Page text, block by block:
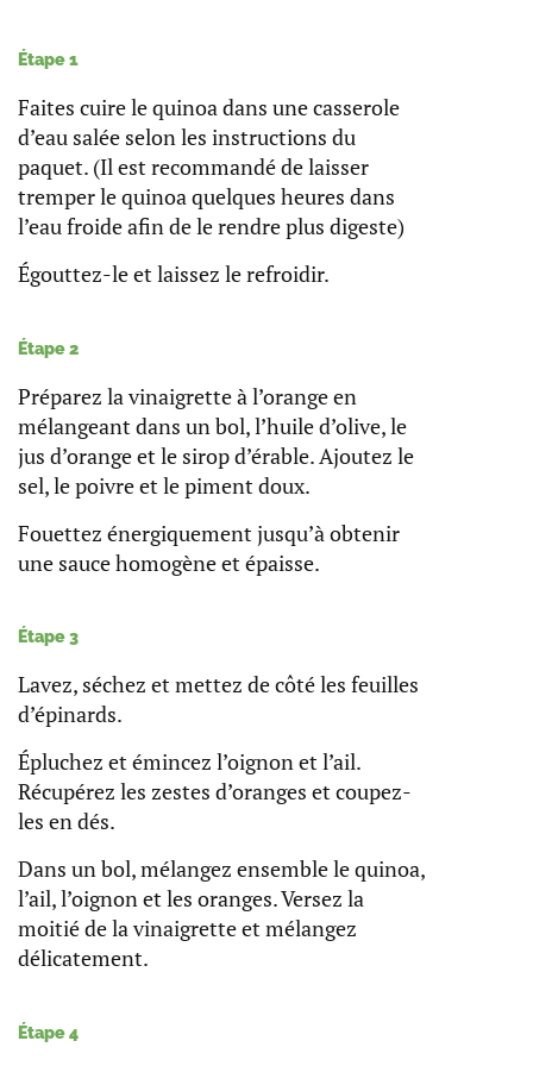
Étape 1
Faites cuire le quinoa dans une casserole
d’eau salée selon les instructions du
paquet. (Il est recommandé de laisser
tremper le quinoa quelques heures dans
l’eau froide afin de le rendre plus digeste)
Égouttez-le et laissez le refroidir.
Étape 2
Préparez la vinaigrette à l’orange en
mélangeant dans un bol, l’huile d’olive, le
jus d’orange et le sirop d’érable. Ajoutez le
sel, le poivre et le piment doux.
Fouettez énergiquement jusqu’à obtenir
une sauce homogène et épaisse.
Étape 3
Lavez, séchez et mettez de côté les feuilles
d’épinards.
Épluchez et émincez l’oignon et l’ail.
Récupérez les zestes d’oranges et coupez-
les en dés.
Dans un bol, mélangez ensemble le quinoa,
l’ail, l’oignon et les oranges. Versez la
moitié de la vinaigrette et mélangez
délicatement.
Étape 4